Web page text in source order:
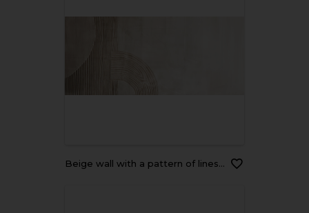
Beige wall with a pattern of lines and curves, white and brown colors, beige tone, minimalist abstract background